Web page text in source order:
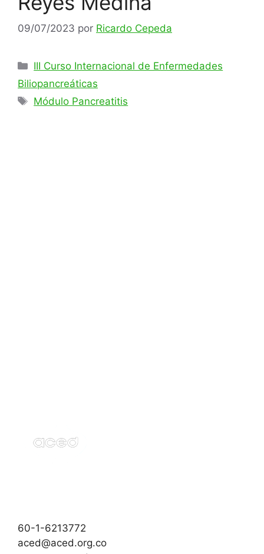
09/07/2023 por Ricardo Cepeda
Categorías
III Curso Internacional de Enfermedades
Biliopancreáticas
Etiquetas
Módulo Pancreatitis
60-1-6213772
aced@aced.org.co